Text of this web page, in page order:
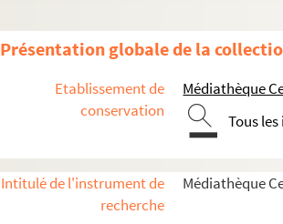
Présentation globale de la
Etablissement de
conservation
Médiathèque
Tous
Intitulé de l'instrument de
recherche
Médiathèque
Histoire politique et sociale
Vie du territoire
Ville de Saint-Denis
Rénovations et aménagements